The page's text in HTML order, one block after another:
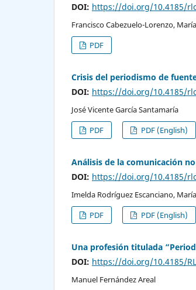
DOI: https://doi.org/10.4185/
Francisco Cabezuelo-Lorenzo,
PDF
Crisis del periodismo de
DOI: https://doi.org/10.4185/
José Vicente García Santamaría
PDF
PDF (English)
Análisis de la comunicación
DOI: https://doi.org/10.4185/
Imelda Rodríguez Escanciano,
PDF
PDF (English)
Una profesión titulada
DOI: https://doi.org/10.4185/
Manuel Fernández Areal